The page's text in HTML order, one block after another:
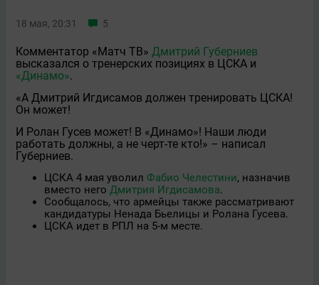
18 мая, 20:31 5
Комментатор «Матч ТВ» Дмитрий Губерниев
высказался о тренерских позициях в ЦСКА и
«Динамо».
«А Дмитрий Игдисамов должен тренировать ЦСКА!
Он может!
И Ролан Гусев может! В «Динамо»! Наши люди
работать должны, а не черт-те кто!» – написал
Губерниев.
ЦСКА 4 мая уволил Фабио Челестини, назначив
вместо него Дмитрия Игдисамова.
Сообщалось, что армейцы также рассматривают
кандидатуры Ненада Бьелицы и Ролана Гусева.
ЦСКА идет в РПЛ на 5-м месте.